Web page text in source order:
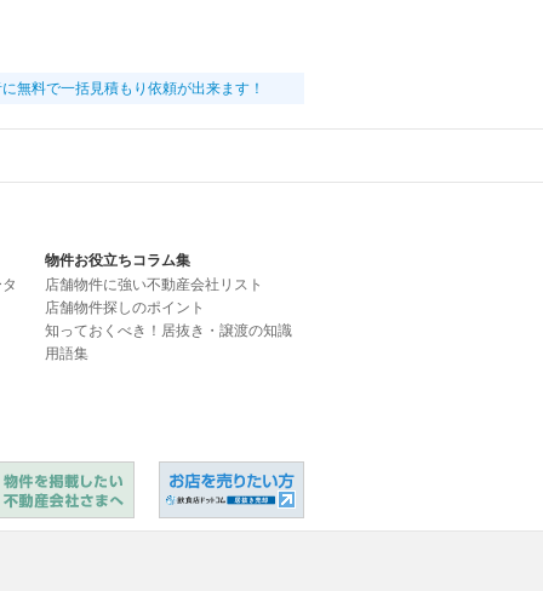
無料で一括見積もり依頼が出来ます！
物件お役立ちコラム集
店舗物件に強い不動産会社リスト
店舗物件探しのポイント
知っておくべき！居抜き・譲渡の知識
用語集